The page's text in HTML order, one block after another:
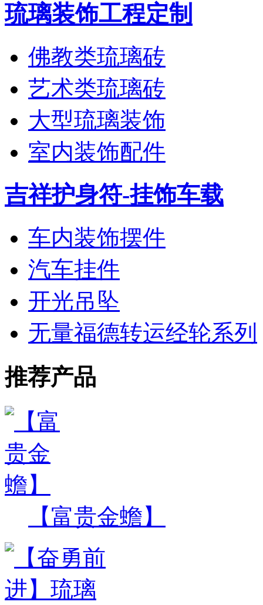
琉璃装饰工程定制
佛教类琉璃砖
艺术类琉璃砖
大型琉璃装饰
室内装饰配件
吉祥护身符-挂饰车载
车内装饰摆件
汽车挂件
开光吊坠
无量福德转运经轮系列
推荐产品
【富贵金蟾】